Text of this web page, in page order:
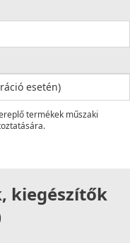
esetén)
termékek műszaki
kiegészítők